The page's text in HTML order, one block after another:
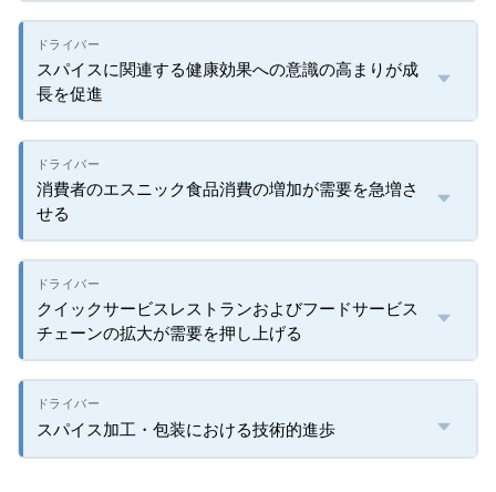
スパイスに関連する健康効果への意識の高まりが成
長を促進
消費者のエスニック食品消費の増加が需要を急増さ
せる
クイックサービスレストランおよびフードサービス
チェーンの拡大が需要を押し上げる
スパイス加工・包装における技術的進歩